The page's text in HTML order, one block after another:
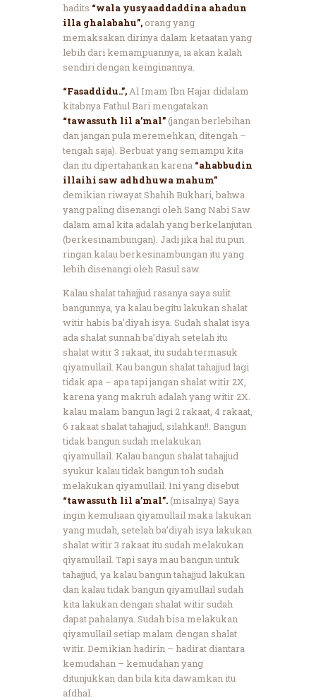
hadits “wala yusyaaddaddina ahadun
illa ghalabahu”,orang yang
memaksakan dirinya dalam ketaatan yang
lebih dari kemampuannya, ia akan kalah
sendiri dengan keinginannya.
“Fasaddidu..”,Al Imam Ibn Hajar didalam
kitabnya Fathul Bari mengatakan
“tawassuth lil a’mal”(jangan berlebihan
dan jangan pula meremehkan, ditengah –
tengah saja). Berbuat yang semampu kita
dan itu dipertahankan karena “ahabbudin
illaihi saw adhdhuwa mahum”
demikian riwayat Shahih Bukhari, bahwa
yang paling disenangi oleh Sang Nabi Saw
dalam amal kita adalah yang berkelanjutan
(berkesinambungan). Jadi jika hal itu pun
ringan kalau berkesinambungan itu yang
lebih disenangi oleh Rasul saw.
Kalau shalat tahajjud rasanya saya sulit
bangunnya, ya kalau begitu lakukan shalat
witir habis ba’diyah isya. Sudah shalat isya
ada shalat sunnah ba’diyah setelah itu
shalat witir 3 rakaat, itu sudah termasuk
qiyamullail. Kau bangun shalat tahajjud lagi
tidak apa – apa tapi jangan shalat witir 2X,
karena yang makruh adalah yang witir 2X.
kalau malam bangun lagi 2 rakaat, 4 rakaat,
6 rakaat shalat tahajjud, silahkan!!. Bangun
tidak bangun sudah melakukan
qiyamullail. Kalau bangun shalat tahajjud
syukur kalau tidak bangun toh sudah
melakukan qiyamullail. Ini yang disebut
“tawassuth lil a’mal”.(misalnya) Saya
ingin kemuliaan qiyamullail maka lakukan
yang mudah, setelah ba’diyah isya lakukan
shalat witir 3 rakaat itu sudah melakukan
qiyamullail. Tapi saya mau bangun untuk
tahajjud, ya kalau bangun tahajjud lakukan
dan kalau tidak bangun qiyamullail sudah
kita lakukan dengan shalat witir sudah
dapat pahalanya. Sudah bisa melakukan
qiyamullail setiap malam dengan shalat
witir. Demikian hadirin – hadirat diantara
kemudahan – kemudahan yang
ditunjukkan dan bila kita dawamkan itu
afdhal.